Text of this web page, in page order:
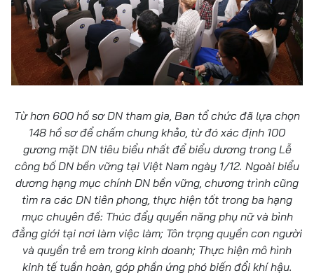
Từ hơn 600 hồ sơ DN tham gia, Ban tổ chức đã lựa chọn
148 hồ sơ để chấm chung khảo, từ đó xác định 100
gương mặt DN tiêu biểu nhất để biểu dương trong Lễ
công bố DN bền vững tại Việt Nam ngày 1/12. Ngoài biểu
dương hạng mục chính DN bền vững, chương trình cũng
tìm ra các DN tiên phong, thực hiện tốt trong ba hạng
mục chuyên đề: Thúc đẩy quyền năng phụ nữ và bình
đẳng giới tại nơi làm việc làm; Tôn trọng quyền con người
và quyền trẻ em trong kinh doanh; Thực hiện mô hình
kinh tế tuần hoàn, góp phần ứng phó biến đổi khí hậu.